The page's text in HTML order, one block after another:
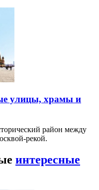
улицы, храмы и
район между
рекой.
интересные